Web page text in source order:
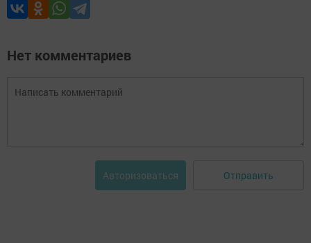
Нет комментариев
Авторизоваться Отправить